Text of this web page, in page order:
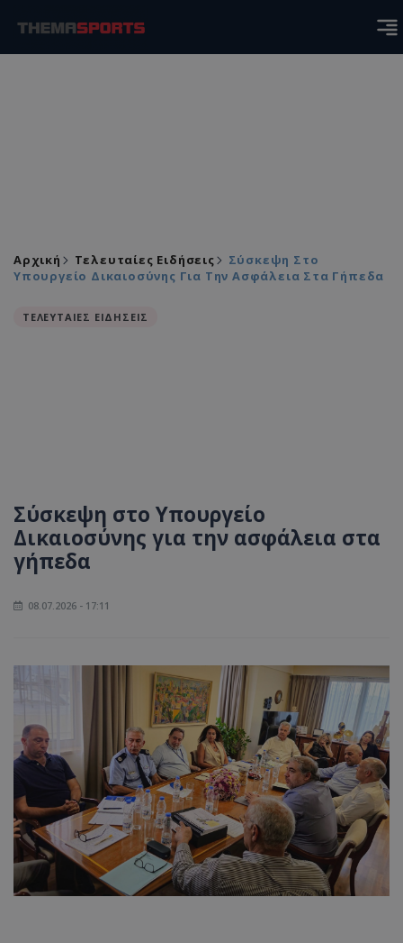
Αρχική Τελευταίες Ειδήσεις
Σύσκεψη Στο
Υπουργείο Δικαιοσύνης Για Την Ασφάλεια Στα Γήπεδα
ΤΕΛΕΥΤΑΙΕΣ ΕΙΔΗΣΕΙΣ
Σύσκεψη στο Υπουργείο
Δικαιοσύνης για την ασφάλεια στα
γήπεδα
08.07.2026 - 17:11